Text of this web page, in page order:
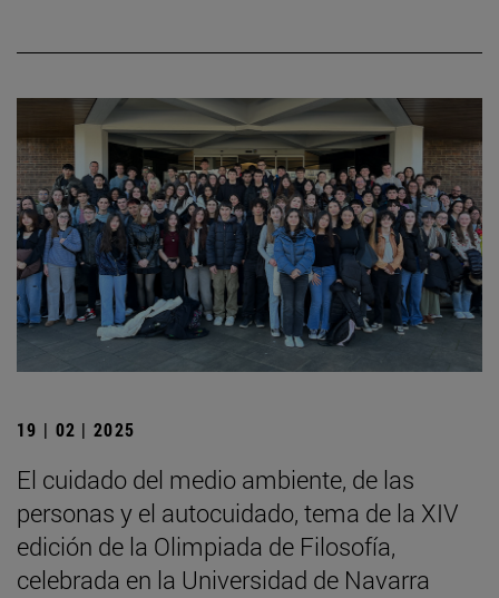
19 | 02 | 2025
El cuidado del medio ambiente, de las
personas y el autocuidado, tema de la XIV
edición de la Olimpiada de Filosofía,
celebrada en la Universidad de Navarra